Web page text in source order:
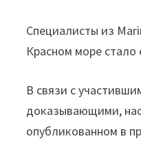
Специалисты из
Красном море
В связи с
доказывающими,
опубликованном в